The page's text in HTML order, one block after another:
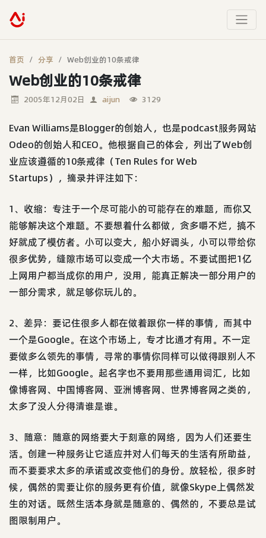
首页 分享 Web创业的10条戒律
Web创业的10条戒律
2005年12月02日 aijun 3129
Evan Williams是Blogger的创始人，也是podcast服务网站
Odeo的创始人和CEO。他根据自己的体会，列出了Web创
业应该遵循的10条戒律（Ten Rules for Web
Startups），摘录并评注如下：
1、收缩：专注于一个尽可能小的可能存在的难题，而你又
能够解决这个难题。不要想着什么都做，贪多嚼不烂，搞不
好就成了模仿者。小可以变大，船小好调头，小可以带给你
很多优势，缝隙市场可以变成一个大市场。不要试图把1亿
上网用户都当成你的用户，没用，能真正解决一部分用户的
一部分需求，就足够你玩儿的。
2、差异：要记住很多人都在做着跟你一样的事情，而其中
一个是Google。在这个市场上，专才比通才有用。不一定
要做多么领先的事情，寻常的事情你同样可以做得跟别人不
一样，比如Google。起名字也不要用那些通用词汇，比如
像博客网、中国博客网、亚洲博客网、世界博客网之类的，
太多了没人分得清谁是谁。
3、随意：随意的网络要大于刻意的网络，因为人们还要生
活。创建一种服务让它适应并对人们每天的生活有所助益，
而不要要求太多的承诺或改变他们的身份。放轻松，很多时
候，偶然的需要让你的服务更有价值，就像Skype上偶然发
生的对话。既然生活本身就是随意的、偶然的，不要总是试
图限制用户。